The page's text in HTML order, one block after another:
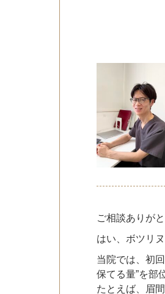
ご相談ありが
はい、ボツリ
当院では、初
保てる量”を部
たとえば、眉